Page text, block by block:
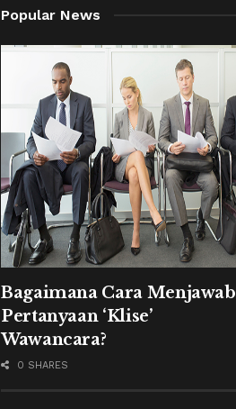
Popular News
Bagaimana Cara Menjawab
Pertanyaan ‘Klise’
Wawancara?
0 SHARES